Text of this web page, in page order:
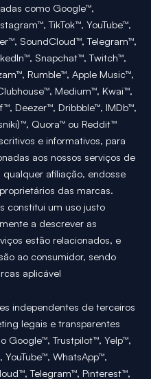
como Google™,
TikTok™, YouTube™,
SoundCloud™, Telegram™,
Snapchat™, Twitch™,
Rumble™, Apple Music™,
Medium™, Kwai™,
Deezer™, Dribbble™, IMDb™,
Quora™ ou Reddit™
e informativos, para
aos nossos serviços de
afiliação, endosse
das marcas.
constitui um uso justo
a descrever as
estão relacionados, e
ao consumidor, sendo
aplicável
independentes de terceiros
legais e transparentes
Google™, Trustpilot™, Yelp™,
WhatsApp™,
Telegram™, Pinterest™,